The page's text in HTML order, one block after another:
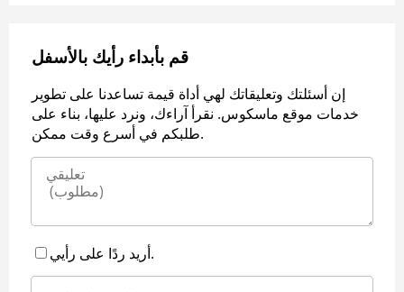
قم بأبداء رأيك بالأسفل
إن أسئلتك وتعليقاتك لهي أداة قيمة تساعدنا على تطوير
خدمات موقع ماسكوس. نقرأ آراءك، ونرد عليها، بناء على
طلبكم في أسرع وقت ممكن.
أريد ردًا على رأيي.